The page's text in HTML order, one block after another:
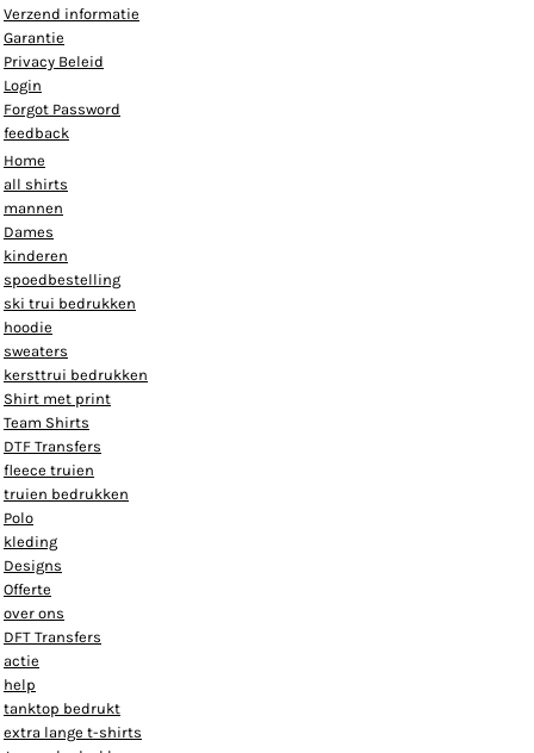
Verzend informatie
Garantie
Privacy Beleid
Login
Forgot Password
feedback
Home
all shirts
mannen
Dames
kinderen
spoedbestelling
ski trui bedrukken
hoodie
sweaters
kersttrui bedrukken
Shirt met print
Team Shirts
DTF Transfers
fleece truien
truien bedrukken
Polo
kleding
Designs
Offerte
over ons
DFT Transfers
actie
help
tanktop bedrukt
extra lange t-shirts